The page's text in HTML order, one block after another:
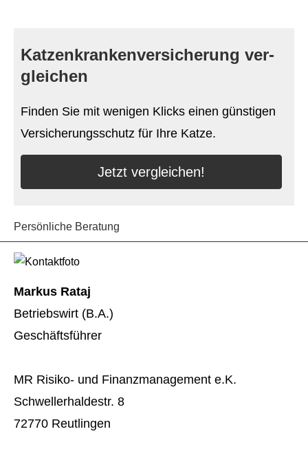
Katzenkrankenversicherung ver­
gleichen
Finden Sie mit wenigen Klicks einen günstigen
Versicherungsschutz für Ihre Katze.
Jetzt ver­gleichen!
Persönliche Beratung
Markus Rataj
Betriebswirt (B.A.)
Geschäftsführer
MR Risiko- und Finanzmanagement e.K.
Schwellerhaldestr. 8
72770 Reutlingen